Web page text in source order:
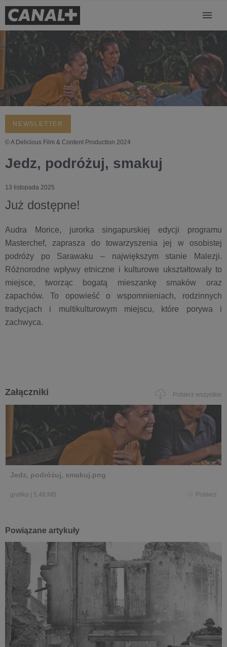
NEWSLETTER
© A Delicious Film & Content Production 2024
Jedz, podróżuj, smakuj
13 listopada 2025
Już dostępne!
Audra Morice, jurorka singapurskiej edycji programu
Masterchef, zaprasza do towarzyszenia jej w osobistej
podróży po Sarawaku – największym stanie Malezji.
Różnorodne wpływy etniczne i kulturowe ukształtowały to
miejsce, tworząc bogatą mieszankę smaków oraz
zapachów. To opowieść o wspomnieniach, rodzinnych
tradycjach i multikulturowym miejscu, które porywa i
zachwyca.
Załączniki Pobierz wszystkie
Jedz, podróżuj, smakuj.png
grafika 5,48 MB Pobierz
Powiązane artykuły